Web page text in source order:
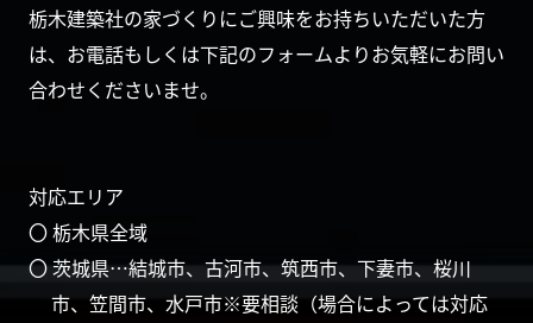
栃木建築社の家づくりにご興味をお持ちいただいた方
は、お電話もしくは下記のフォームよりお気軽にお問い
合わせくださいませ。
対応エリア
〇 栃木県全域
〇 茨城県…結城市、古河市、筑西市、下妻市、桜川
市、笠間市、水戸市※要相談（場合によっては対応